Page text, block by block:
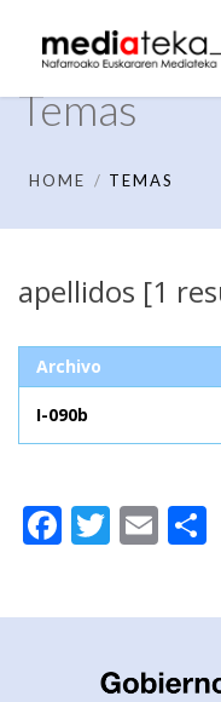
Temas
HOME TEMAS
apellidos [1
Archivo
I-090b
Facebook
Twitter